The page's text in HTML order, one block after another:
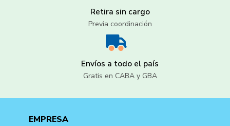
Retira sin cargo
Previa coordinación
Envíos a todo el país
Gratis en CABA y GBA
EMPRESA